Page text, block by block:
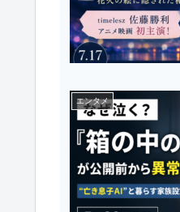
エンタメ